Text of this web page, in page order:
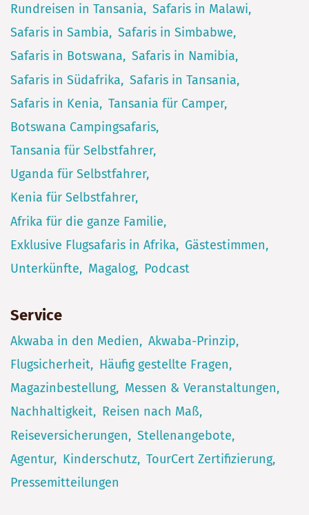
Rundreisen in Tansania
Safaris in Malawi
Safaris in Sambia
Safaris in Simbabwe
Safaris in Botswana
Safaris in Namibia
Safaris in Südafrika
Safaris in Tansania
Safaris in Kenia
Tansania für Camper
Botswana Campingsafaris
Tansania für Selbstfahrer
Uganda für Selbstfahrer
Kenia für Selbstfahrer
Afrika für die ganze Familie
Exklusive Flugsafaris in Afrika
Gästestimmen
Unterkünfte
Magalog Podcast
Service
Akwaba in den Medien
Akwaba-Prinzip
Flugsicherheit
Häufig gestellte Fragen
Magazinbestellung
Messen & Veranstaltungen
Nachhaltigkeit
Reisen nach Maß
Reiseversicherungen
Stellenangebote
Agentur
Kinderschutz TourCert Zertifizierung
Pressemitteilungen